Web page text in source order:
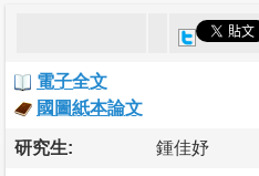
電子全文
國圖紙本論文
研究生: 鍾佳妤